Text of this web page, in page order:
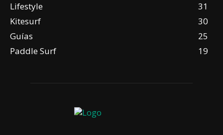
Lifestyle
31
Kitesurf
30
Guías
25
Paddle Surf
19